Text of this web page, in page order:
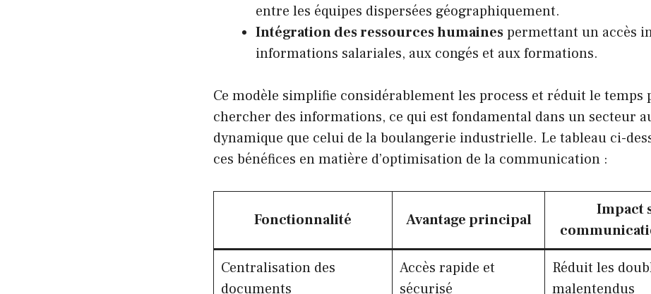
entre les équipes dispersées géographiquement.
Intégration des ressources humainespermettant un accès
informations salariales, aux congés et aux formations.
Ce modèle simplifie considérablement les process et réduit le temps
chercher des informations, ce qui est fondamental dans un secteur
dynamique que celui de la boulangerie industrielle. Le tableau ci-
ces bénéfices en matière d’optimisation de la communication :
Fonctionnalité Avantage principal
Impact
Centralisation des
documents
Accès rapide et
sécurisé
Réduit les
malentendus